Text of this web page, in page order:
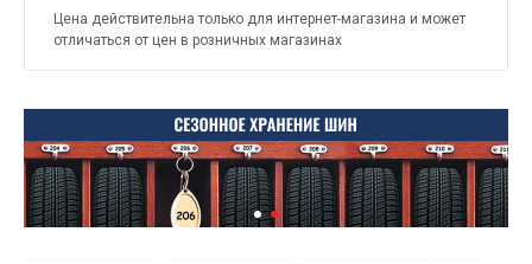
Цена действительна только для интернет-магазина и может
отличаться от цен в розничных магазинах